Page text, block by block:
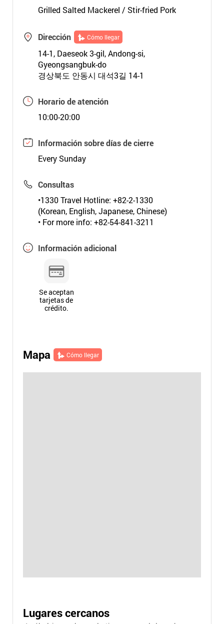
Grilled Salted Mackerel / Stir-fried Pork
Dirección Cómo llegar
14-1, Daeseok 3-gil, Andong-si,
Gyeongsangbuk-do
경상북도 안동시 대석3길 14-1
Horario de atención
10:00-20:00
Información sobre días de cierre
Every Sunday
Consultas
•1330 Travel Hotline: +82-2-1330
(Korean, English, Japanese, Chinese)
• For more info: +82-54-841-3211
Información adicional
Se aceptan
tarjetas de
crédito.
Mapa Cómo llegar
Lugares cercanos